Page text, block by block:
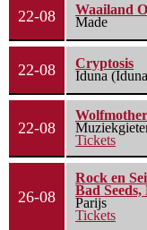
22-08
Waailand
Made
22-08
Cryptosis
Iduna
22-08
Wolfmother
Tickets
26-08
Rock en
Bad
Parijs
Tickets